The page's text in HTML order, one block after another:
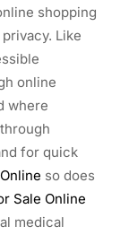
shopping
privacy. Like
online
where
for quick
so does
Sale Online
medical